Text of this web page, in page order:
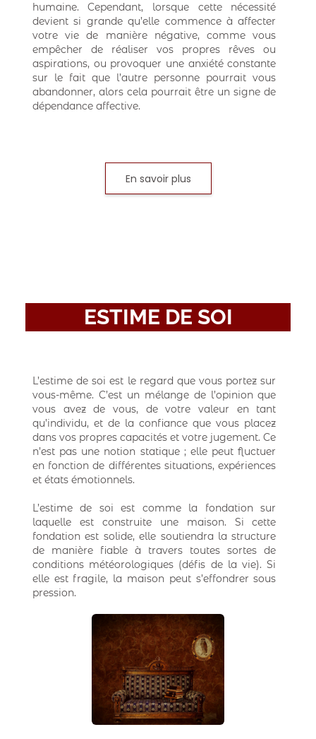
humaine. Cependant, lorsque cette nécessité
devient si grande qu’elle commence à affecter
votre vie de manière négative, comme vous
empêcher de réaliser vos propres rêves ou
aspirations, ou provoquer une anxiété constante
sur le fait que l’autre personne pourrait vous
abandonner, alors cela pourrait être un signe de
dépendance affective.
En savoir plus
ESTIME DE SOI
L’estime de soi est le regard que vous portez sur
vous-même. C’est un mélange de l’opinion que
vous avez de vous, de votre valeur en tant
qu’individu, et de la confiance que vous placez
dans vos propres capacités et votre jugement. Ce
n’est pas une notion statique ; elle peut fluctuer
en fonction de différentes situations, expériences
et états émotionnels.
L’estime de soi est comme la fondation sur
laquelle est construite une maison. Si cette
fondation est solide, elle soutiendra la structure
de manière fiable à travers toutes sortes de
conditions météorologiques (défis de la vie). Si
elle est fragile, la maison peut s’effondrer sous
pression.